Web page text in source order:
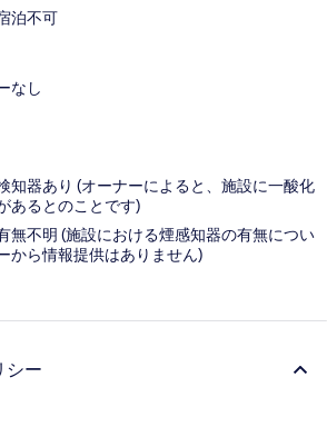
泊不可
なし
知器あり (オーナーによると、施設に一酸化
あるとのことです)
無不明 (施設における煙感知器の有無につい
から情報提供はありません)
シー